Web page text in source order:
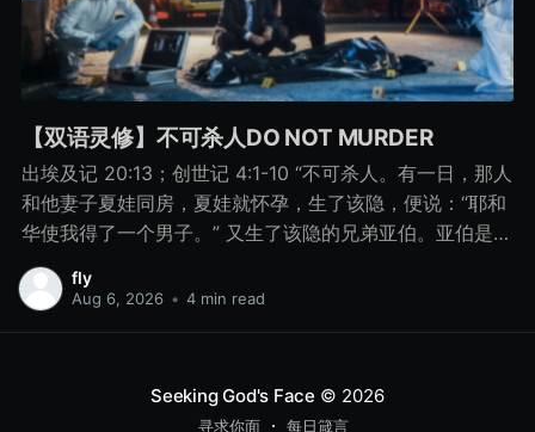
【双语灵修】不可杀人DO NOT MURDER
出埃及记 20:13；创世记 4:1-10 “不可杀人。有一日，那人
和他妻子夏娃同房，夏娃就怀孕，生了该隐，便说：“耶和
华使我得了一个男子。” 又生了该隐的兄弟亚伯。亚伯是牧
羊的，该隐是种地的。 有一日，该隐拿地里的出产为供物
献给耶和华， 亚伯也将他羊群中头生的和羊的脂油献上。
为什么发怒呢？你为什么变了脸色呢？ 你若行得好，岂不
蒙悦纳？你若行得不好，罪就伏在门前。它必恋慕你，你
fly
Aug 6, 2026 • 4 min read
Seeking God's Face © 2026
寻求你面 每日箴言